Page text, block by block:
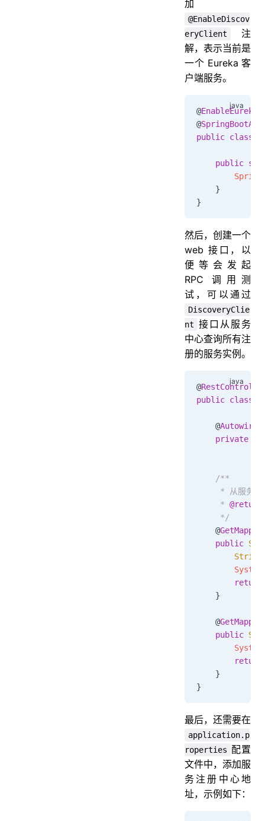
加
@EnableDiscov
eryClient
注
解，表示当前是
一个 Eureka 客
户端服务。
@
@
public class
    public
    }
}
然后，创建一个
web 接口，以
便等会发起
RPC 调用测
试，可以通过
DiscoveryClie
nt 接口从服务
中心查询所有注
册的服务实例。
@
public class
    @
Autowired
    private
    /**
* 从服务中
     *
@return
     */
    @
    public
        String
        System
        return
    }
    @
    public
        System
        return
    }
}
最后，还需要在
application.p
roperties 配置
文件中，添加服
务注册中心地
址，示例如下：